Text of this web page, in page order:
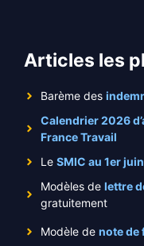
Articles les
Barème des
Calendrier 2026
France Travail
Le SMIC au 1er
Modèles de lettre
gratuitement
Modèle de note de